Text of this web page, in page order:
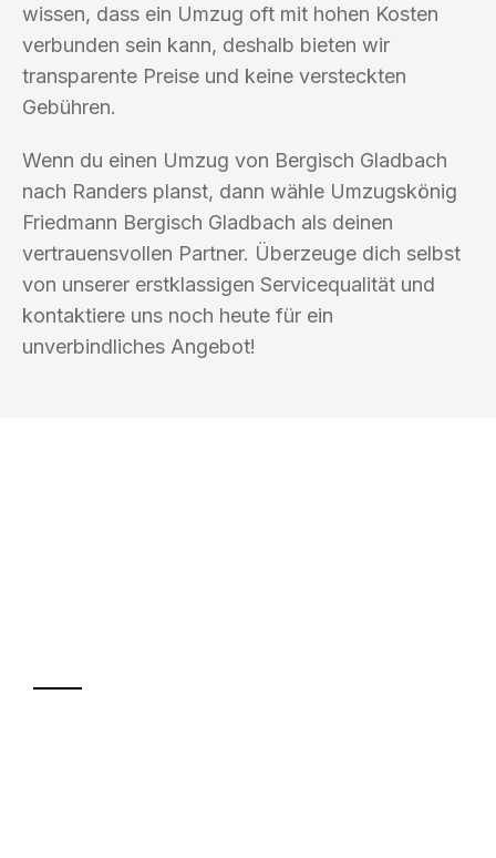
wissen, dass ein Umzug oft mit hohen Kosten
verbunden sein kann, deshalb bieten wir
transparente Preise und keine versteckten
Gebühren.
Wenn du einen Umzug von Bergisch Gladbach
nach Randers planst, dann wähle Umzugskönig
Friedmann Bergisch Gladbach als deinen
vertrauensvollen Partner. Überzeuge dich selbst
von unserer erstklassigen Servicequalität und
kontaktiere uns noch heute für ein
unverbindliches Angebot!